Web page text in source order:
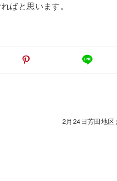
ばと思います。
2月24日芳田地